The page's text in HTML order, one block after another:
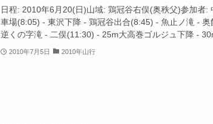
日程: 2010年6月20(日)山域: 鶏冠谷右俣(奥秩父)参加者:
車場(8:05) - 東沢下降 - 鶏冠谷出合(8:45) - 魚止ノ滝 -
逆くの字滝 - 二俣(11:30) - 25m大高巻ゴルジュ下降 -
2010年7月5日 2010年山行